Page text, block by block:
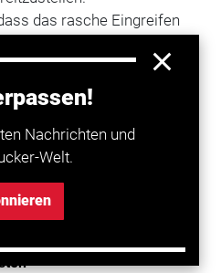
Nachrichten und
Welt.
das rasche Eingreifen
innerhalb der EU sowie
Handelspartnern weiterhin
Logistikbranche warnt